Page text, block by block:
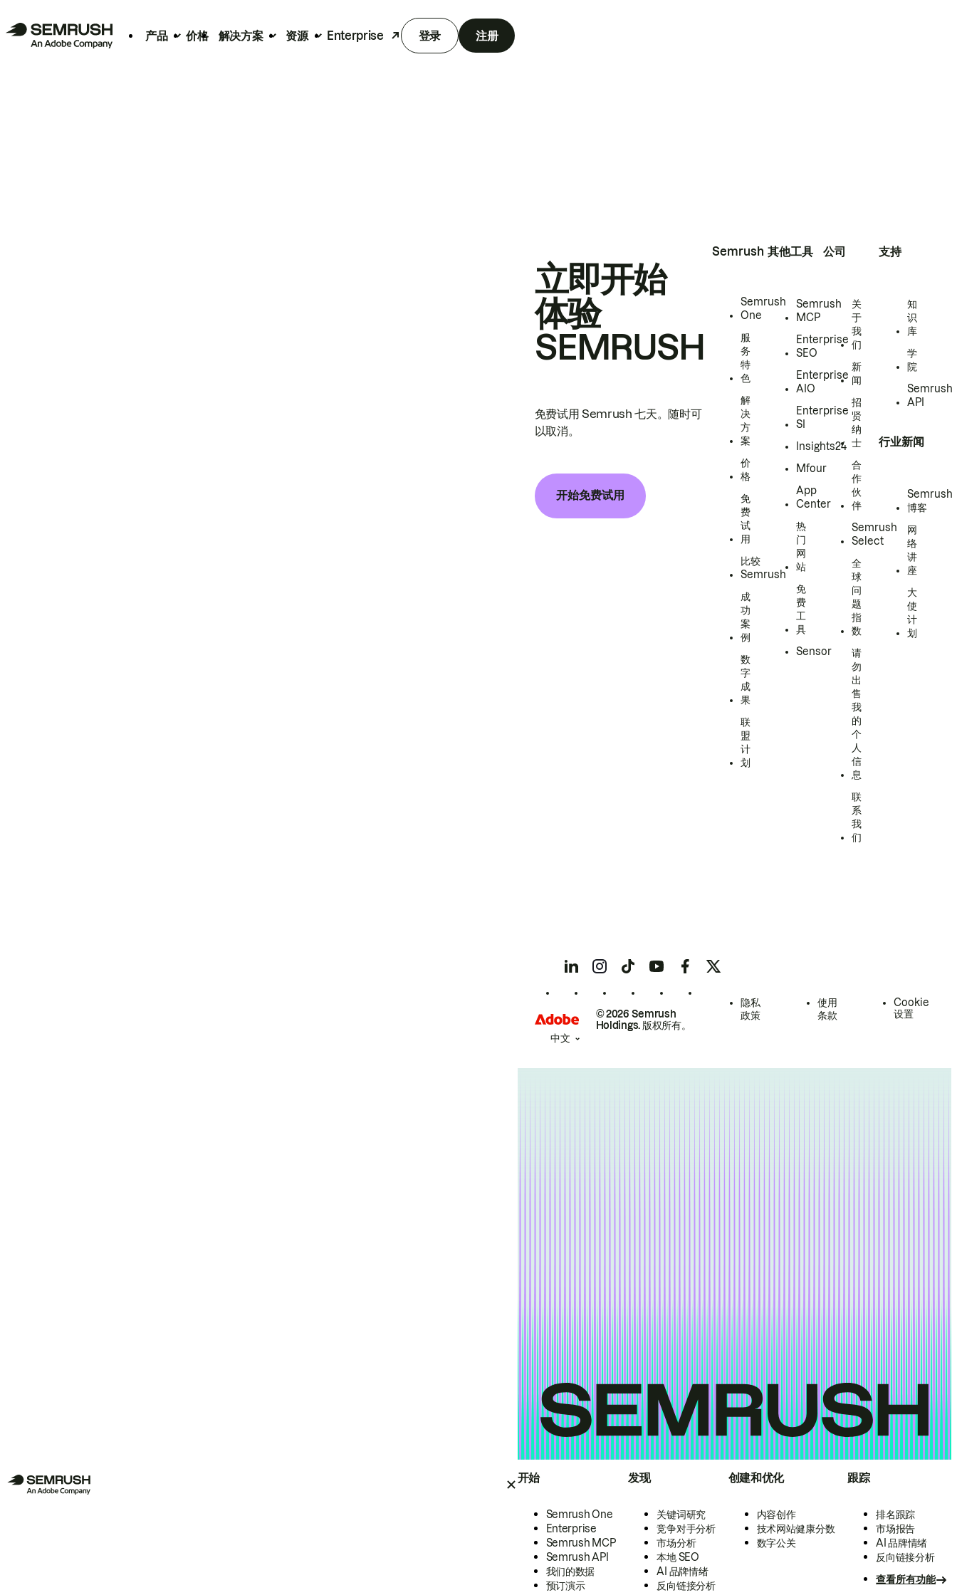
产品 价格 解决方案 资源 Enterprise 登录 注册
开始
Semrush One
Enterprise
Semrush MCP
Semrush API
我们的数据
预订演示
发现
关键词研究
竞争对手分析
市场分析
本地 SEO
AI 品牌情绪
反向链接分析
创建和优化
内容创作
技术网站健康分数
数字公关
跟踪
排名跟踪
市场报告
AI 品牌情绪
反向链接分析
查看所有功能
立即开始
体验
SEMRUSH
免费试用 Semrush 七天。随时可
以取消。
开始免费试用
Semrush
Semrush
One
服
务
特
色
解
决
方
案
价
格
免
费
试
用
比较
Semrush
成
功
案
例
数
字
成
果
联
盟
计
划
其他工具
Semrush
MCP
Enterprise
SEO
Enterprise
AIO
Enterprise
SI
Insights24
Mfour
App
Center
热
门
网
站
免
费
工
具
Sensor
公司
关
于
我
们
新
闻
招
贤
纳
士
合
作
伙
伴
Semrush
Select
全
球
问
题
指
数
请
勿
出
售
我
的
个
人
信
息
联
系
我
们
支持
知
识
库
学
院
Semrush
API
行业新闻
Semrush
博客
网
络
讲
座
大
使
计
划
© 2026 Semrush
Holdings. 版权所有。
隐私
政策
使用
条款
Cookie
设置
中文